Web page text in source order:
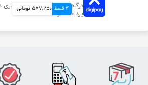
4 قسط 587,250 تومانی